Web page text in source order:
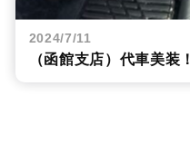
2024/7/11
（函館支店）代車美装！